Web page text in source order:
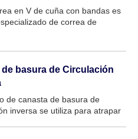
en V de cuña con bandas es
de correa de
transversal trapezoidal y una
basura de Circulación
de canasta de basura de
inversa se utiliza para atrapar